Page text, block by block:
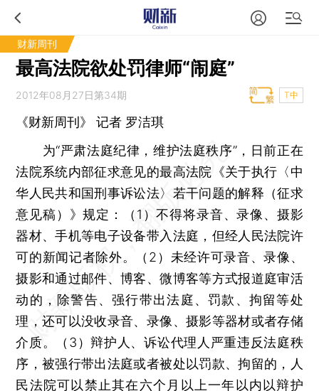
财新周刊
最高法院欲处罚律师“闹庭”
2012年08月27日第34期 T中
《财新周刊》 记者 罗洁琪
为“严肃法庭纪律，维护法庭秩序”，日前正在
法院系统内部征求意见的最高法院《关于执行〈中
华人民共和国刑事诉讼法〉若干问题的解释（征求
意见稿）》规定：（1）不得将录音、录像、摄影
器材、手机等电子设备带入法庭，但经人民法院许
可的新闻记者除外。（2）未经许可录音、录像、
摄影和通过邮件、博客、微博客等方式报道庭审活
动的，除警告、强行带出法庭、罚款、拘留等处
理，还可以没收录音、录像、摄影等器材或者存储
介质。（3）辩护人、诉讼代理人严重违反法庭秩
序，被强行带出法庭或者被处以罚款、拘留的，人
民法院可以禁止其在六个月以上一年以内以辩护